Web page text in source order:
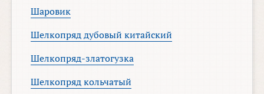
Шаровик
Шелкопряд дубовый китайский
Шелкопряд-златогузка
Шелкопряд кольчатый